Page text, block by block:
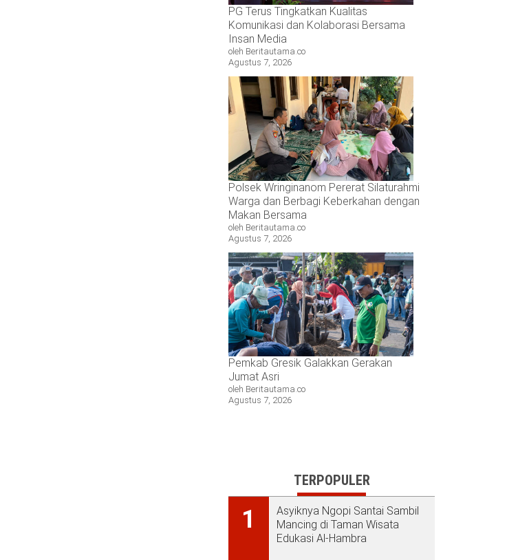
PG Terus Tingkatkan Kualitas
Komunikasi dan Kolaborasi Bersama
Insan Media
oleh Beritautama.co
Agustus 7, 2026
Polsek Wringinanom Pererat Silaturahmi
Warga dan Berbagi Keberkahan dengan
Makan Bersama
oleh Beritautama.co
Agustus 7, 2026
Pemkab Gresik Galakkan Gerakan
Jumat Asri
oleh Beritautama.co
Agustus 7, 2026
TERPOPULER
1
Asyiknya Ngopi Santai Sambil
Mancing di Taman Wisata
Edukasi Al-Hambra